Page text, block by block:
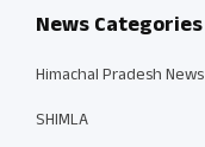
News Categories
Himachal Pradesh News
SHIMLA